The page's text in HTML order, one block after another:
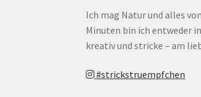
Ich mag Natur und alles
Minuten bin ich entweder
kreativ und stricke – am
#strickstruempfchen